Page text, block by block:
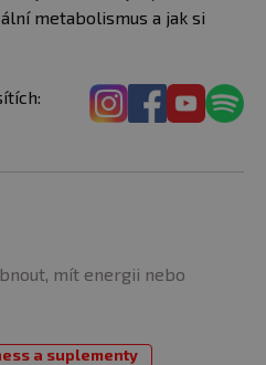
metabolismus a jak si
mít energii nebo
a suplementy